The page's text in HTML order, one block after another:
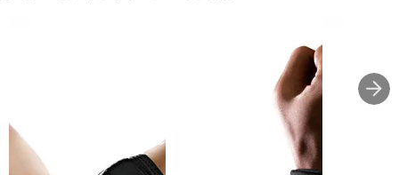
■素材/ポリエステル、ナイロン、ポリウレタン、天然ゴム(ラテック
ス含む)、その他(繊維外)